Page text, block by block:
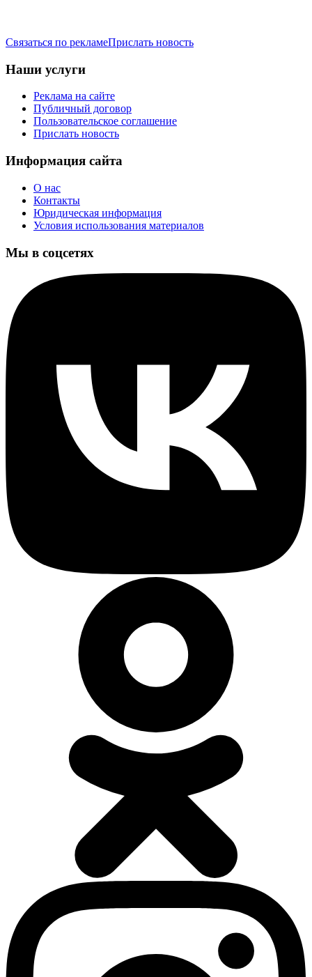
Связаться по рекламеПрислать новость
Наши услуги
Реклама на сайте
Публичный договор
Пользовательское соглашение
Прислать новость
Информация сайта
О нас
Контакты
Юридическая информация
Условия использования материалов
Мы в соцсетях